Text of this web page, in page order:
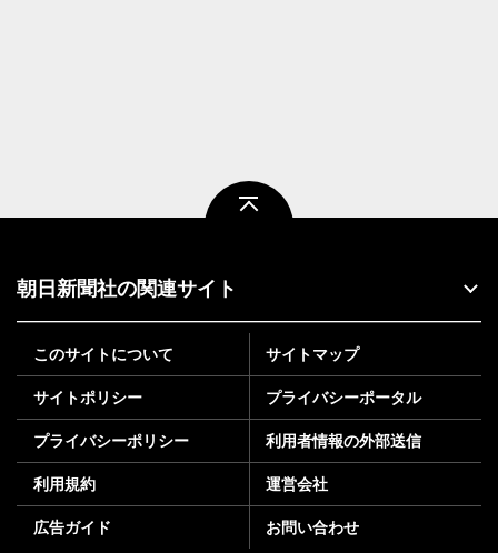
朝日新聞社の関連サイト
このサイトについて サイトマップ
サイトポリシー プライバシーポータル
プライバシーポリシー 利用者情報の外部送信
利用規約 運営会社
広告ガイド お問い合わせ